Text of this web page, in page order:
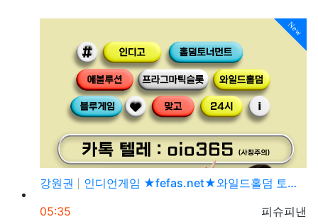
New
강원권
인디언게임 ★fefas.net★와일드홀덤 토너먼트 섹­…
등록자
피슈피낸
등록일
05:35